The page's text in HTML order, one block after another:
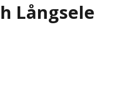
Långsele